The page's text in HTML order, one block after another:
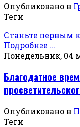
Опубликовано в
Теги
Станьте первым
Подробнее ...
Понедельник, 04
Благодатное
Опубликовано в
Теги